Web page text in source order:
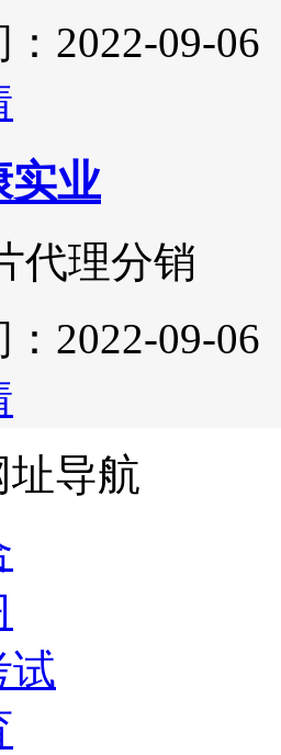
2022-09-06
实业
代理分销
2022-09-06
导航
试